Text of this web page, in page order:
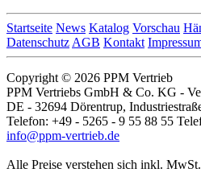
Startseite News Katalog Vorschau
Datenschutz AGB Kontakt
Copyright © 2026 PPM Vertrieb
PPM Vertriebs GmbH & Co. KG -
DE - 32694 Dörentrup,
Telefon: +49 - 5265 - 9 55 88 55
info@ppm-vertrieb.de
Alle Preise verstehen sich inkl. MwSt.